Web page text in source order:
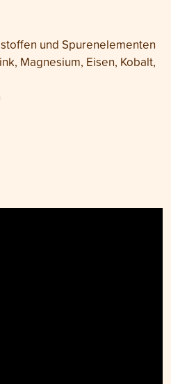
und Spurenelementen
Magnesium, Eisen, Kobalt,